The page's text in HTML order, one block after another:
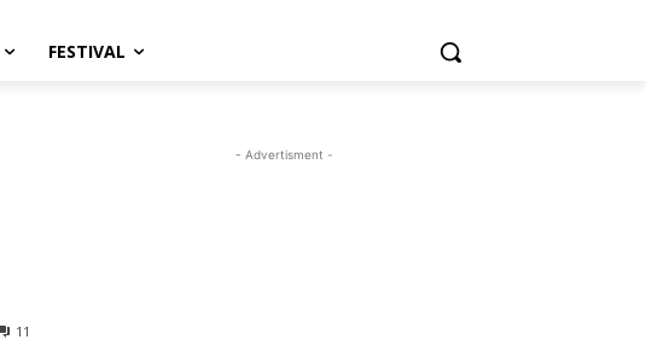
FESTIVAL
11
- Advertisment -